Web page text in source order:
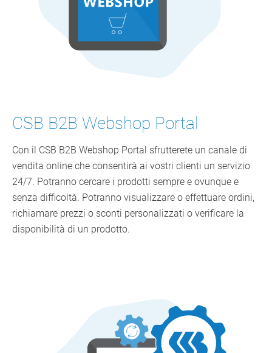
CSB B2B Webshop Portal
Con il CSB B2B Webshop Portal sfrutterete un canale di
vendita online che consentirà ai vostri clienti un servizio
24/7. Potranno cercare i prodotti sempre e ovunque e
senza difficoltà. Potranno visualizzare o effettuare ordini,
richiamare prezzi o sconti personalizzati o verificare la
disponibilità di un prodotto.